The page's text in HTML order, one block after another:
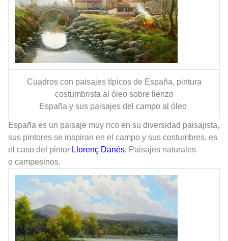
Cuadros con paisajes típicos de España, pintura
costumbrista al óleo sobre lienzo
España y sus paisajes del campo al óleo
España es un paisaje muy rico en su diversidad paisajista,
sus pintores se inspiran en el campo y sus costumbres, es
el caso del pintor Llorenç Danés. Paisajes naturales
o campesinos.